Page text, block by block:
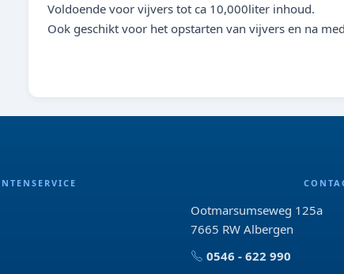
Voldoende voor vijvers tot ca 10,000liter inhoud.
Ook geschikt voor het opstarten van vijvers en na
Ootmarsumseweg 125a
7665 RW Albergen
0546 - 622 990